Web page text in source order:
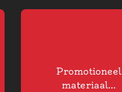
Promotioneel
materiaal...